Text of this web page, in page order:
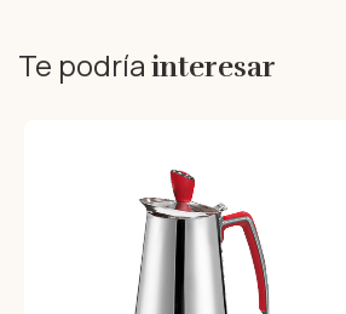
Te podría interesar